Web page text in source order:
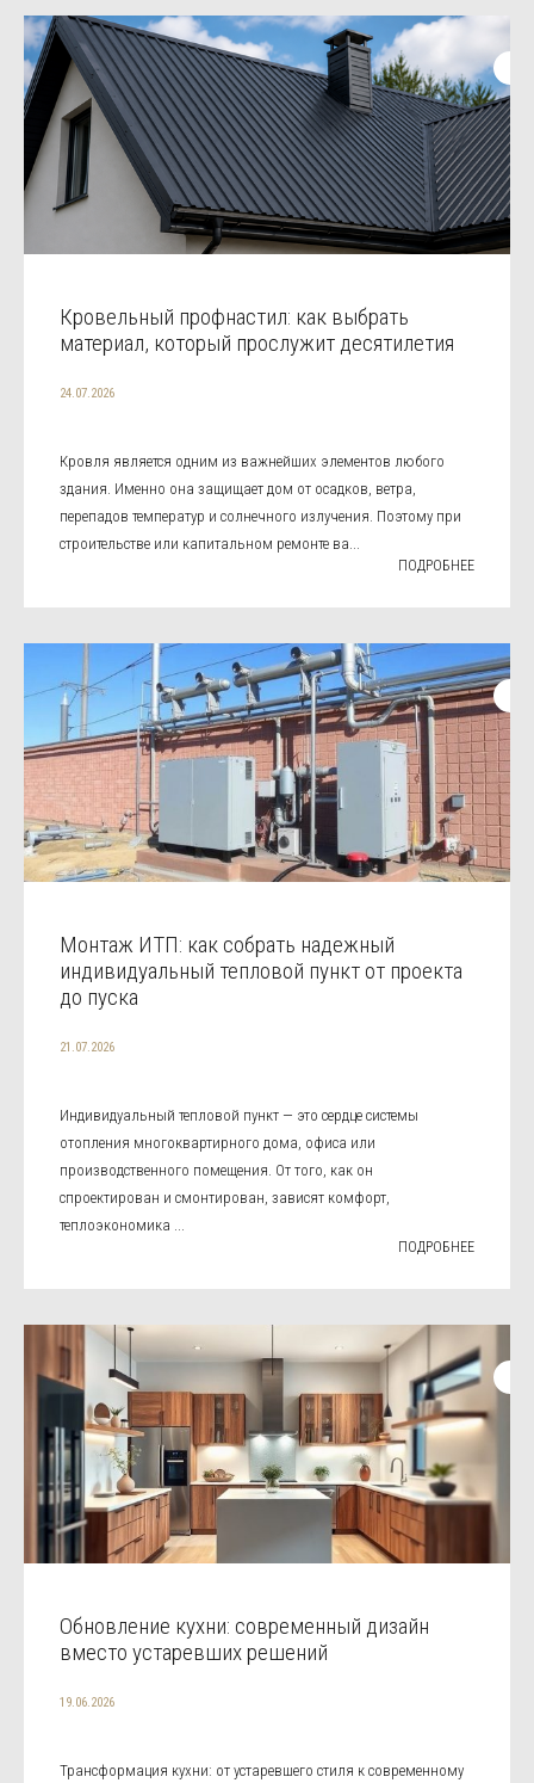
Кровельный профнастил: как выбрать
материал, который прослужит десятилетия
24.07.2026
Кровля является одним из важнейших элементов любого
здания. Именно она защищает дом от осадков, ветра,
перепадов температур и солнечного излучения. Поэтому при
строительстве или капитальном ремонте ва...
ПОДРОБНЕЕ
Монтаж ИТП: как собрать надежный
индивидуальный тепловой пункт от проекта
до пуска
21.07.2026
Индивидуальный тепловой пункт — это сердце системы
отопления многоквартирного дома, офиса или
производственного помещения. От того, как он
спроектирован и смонтирован, зависят комфорт,
теплоэкономика ...
ПОДРОБНЕЕ
Обновление кухни: современный дизайн
вместо устаревших решений
19.06.2026
Трансформация кухни: от устаревшего стиля к современному